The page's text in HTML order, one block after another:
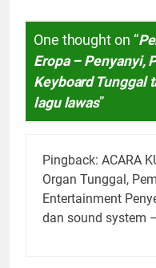
One thought on “
Eropa – Penyanyi,
Keyboard Tunggal
lagu lawas”
Pingback: ACARA
Organ Tunggal,
Entertainment
dan sound system